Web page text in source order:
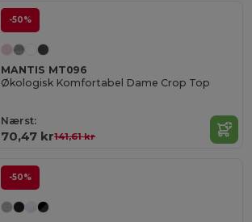
-50%
MANTIS MT096
Økologisk Komfortabel Dame Crop Top
Nærst:
70,47 kr141,61 kr
-50%